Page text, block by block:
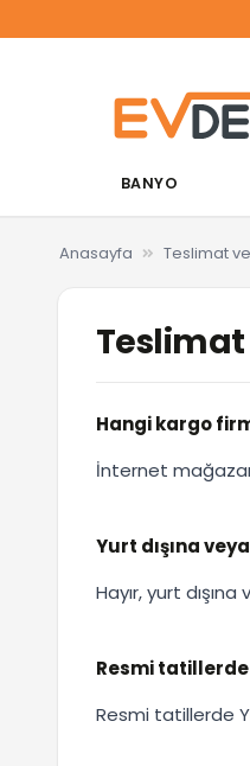
BANYO
Anasayfa Teslimat
Hangi kargo
İnternet
Yurt dışına
Hayır, yurt
Resmi
Resmi tatillerde